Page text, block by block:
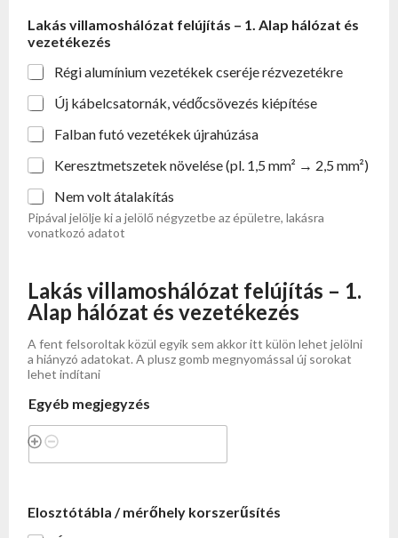
Lakás villamoshálózat felújítás – 1. Alap hálózat és
vezetékezés
Régi alumínium vezetékek cseréje rézvezetékre
Új kábelcsatornák, védőcsövezés kiépítése
Falban futó vezetékek újrahúzása
Keresztmetszetek növelése (pl. 1,5 mm² → 2,5 mm²)
Nem volt átalakítás
Pipával jelölje ki a jelölő négyzetbe az épületre, lakásra
vonatkozó adatot
Lakás villamoshálózat felújítás – 1.
Alap hálózat és vezetékezés
A fent felsoroltak közül egyik sem akkor itt külön lehet jelölni
a hiányzó adatokat. A plusz gomb megnyomással új sorokat
lehet indítani
Egyéb megjegyzés
Elosztótábla / mérőhely korszerűsítés